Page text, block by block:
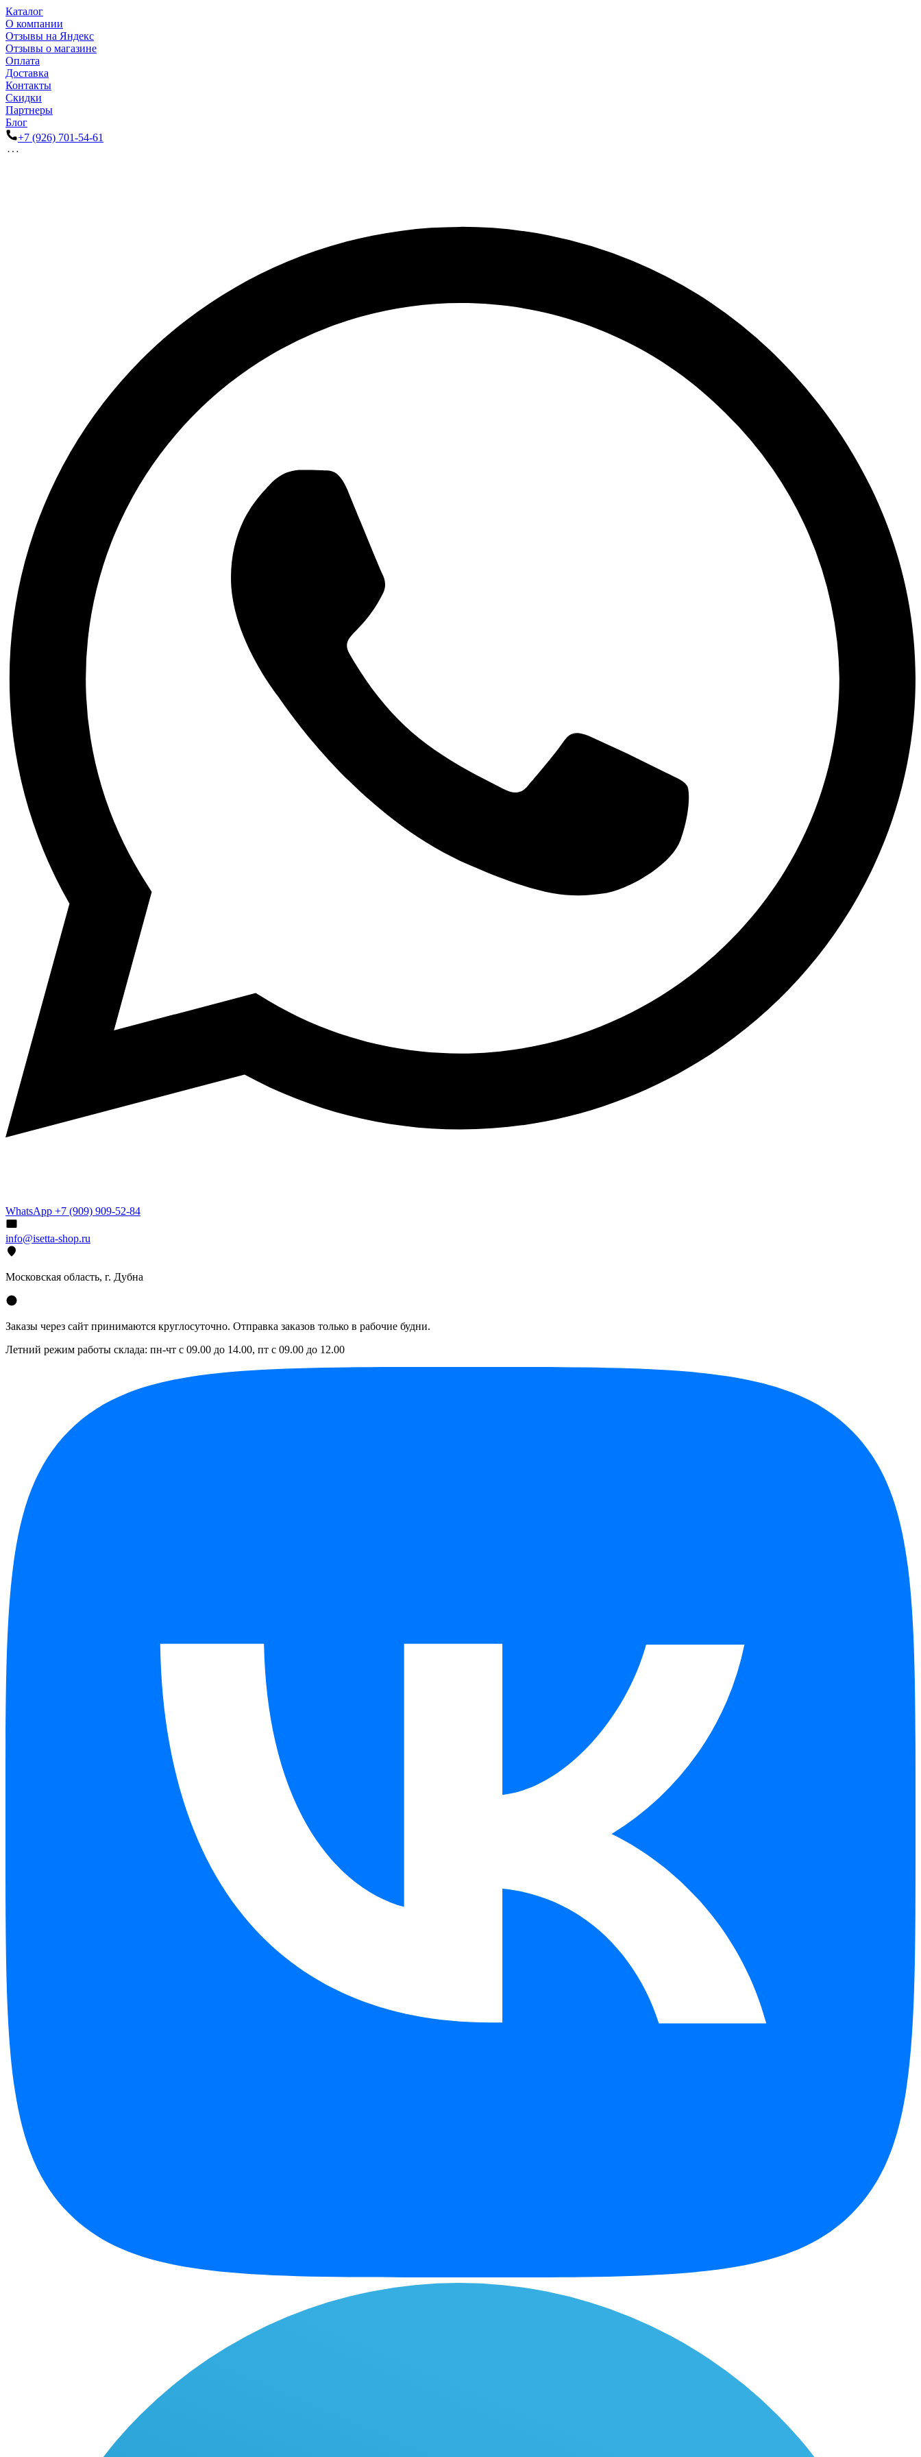
Каталог
О компании
Отзывы на Яндекс
Отзывы о магазине
Оплата
Доставка
Контакты
Скидки
Партнеры
Блог
+7 (926) 701-54-61
WhatsApp +7 (909) 909-52-84
info@isetta-shop.ru
Московская область, г. Дубна
Заказы через сайт принимаются круглосуточно. Отправка заказов только в рабочие будни.
Летний режим работы склада: пн-чт с 09.00 до 14.00, пт с 09.00 до 12.00